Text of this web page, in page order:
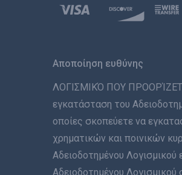
Αποποίηση ευθύνης
ΛΟΓΙΣΜΙΚΌ ΠΟΥ
εγκατάσταση του
οποίες σκοπεύετε να
χρηματικών και ποινικών
Αδειοδοτημένου Λογισμικού
Αδειοδοτημένου Λογισμικού